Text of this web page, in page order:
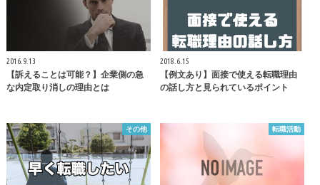
2016.9.13
【訴えることは可能？】企業側の急
な内定取り消しの理由とは
2018.6.15
【例文あり】面接で使える転職理由
の話し方と見られているポイント
その他 転職活動